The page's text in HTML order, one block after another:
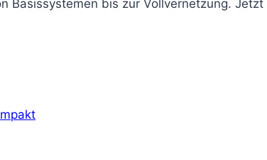
Basissystemen bis zur Vollvernetzung.